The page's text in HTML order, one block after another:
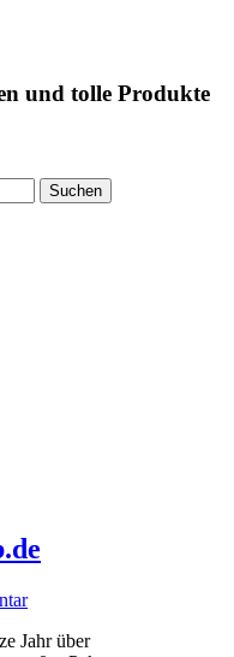
und tolle Produkte
Jahr über